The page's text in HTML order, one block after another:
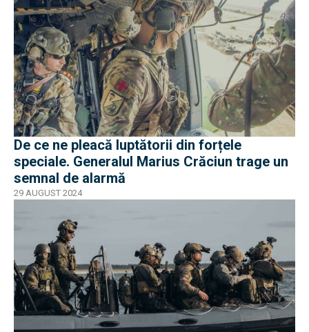
De ce ne pleacă luptătorii din forțele
speciale. Generalul Marius Crăciun trage un
semnal de alarmă
29 AUGUST 2024